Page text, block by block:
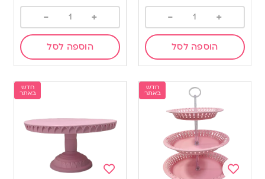
+
-
הוספה לסל
+
-
הוספה לסל
חדש
באתר
חדש
באתר